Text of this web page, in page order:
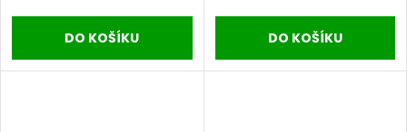
DO KOŠÍKU DO KOŠÍKU